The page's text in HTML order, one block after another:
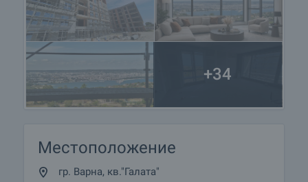
+34
Местоположение
гр. Варна, кв."Галата"